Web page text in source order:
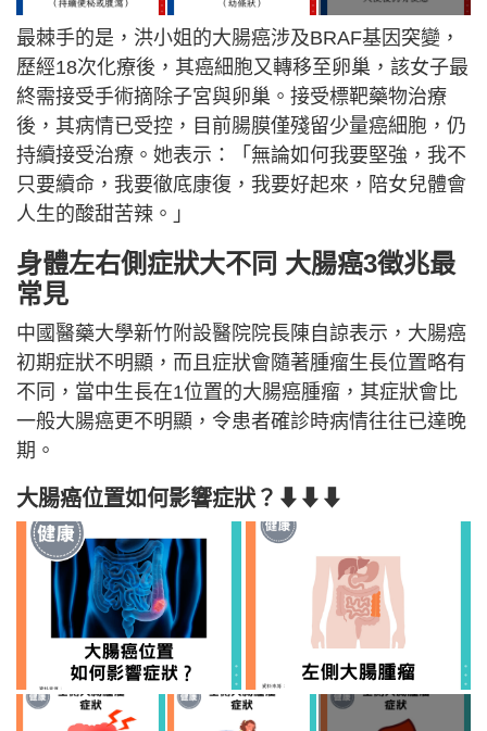
最棘手的是，洪小姐的大腸癌涉及BRAF基因突變，
歷經18次化療後，其癌細胞又轉移至卵巢，該女子最
終需接受手術摘除子宮與卵巢。接受標靶藥物治療
後，其病情已受控，目前腸膜僅殘留少量癌細胞，仍
持續接受治療。她表示：「無論如何我要堅強，我不
只要續命，我要徹底康復，我要好起來，陪女兒體會
人生的酸甜苦辣。」
身體左右側症狀大不同 大腸癌3徵兆最
常見
中國醫藥大學新竹附設醫院院長陳自諒表示，大腸癌
初期症狀不明顯，而且症狀會隨著腫瘤生長位置略有
不同，當中生長在1位置的大腸癌腫瘤，其症狀會比
一般大腸癌更不明顯，令患者確診時病情往往已達晚
期。
大腸癌位置如何影響症狀？⬇⬇⬇